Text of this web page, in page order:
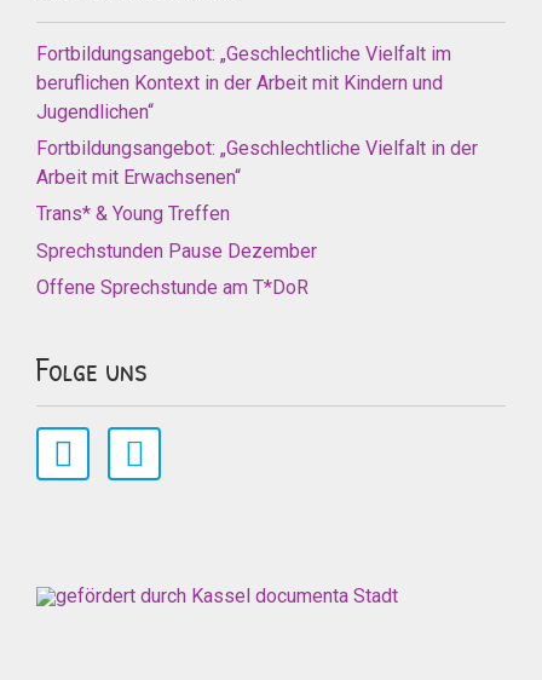
Fortbildungsangebot: „Geschlechtliche Vielfalt im
beruflichen Kontext in der Arbeit mit Kindern und
Jugendlichen“
Fortbildungsangebot: „Geschlechtliche Vielfalt in der
Arbeit mit Erwachsenen“
Trans* & Young Treffen
Sprechstunden Pause Dezember
Offene Sprechstunde am T*DoR
Folge uns